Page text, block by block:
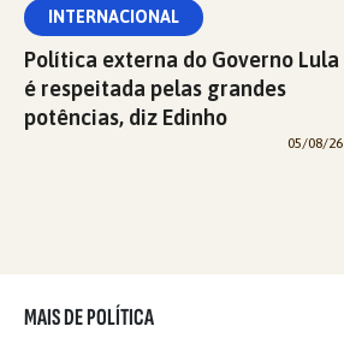
INTERNACIONAL
Política externa do Governo Lula
é respeitada pelas grandes
potências, diz Edinho
05/08/26
MAIS DE POLÍTICA